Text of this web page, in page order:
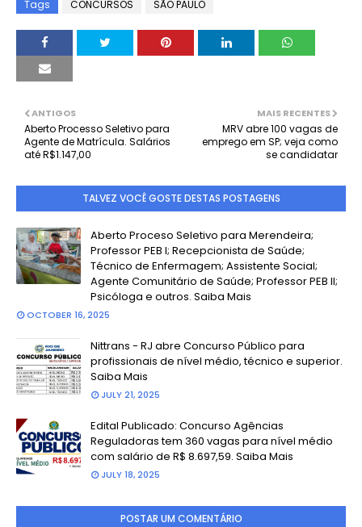
Tags CONCURSOS SÃO PAULO
MAIS RECENTES
MRV abre 100 vagas de
emprego em SP; veja como
se candidatar
ANTIGOS
Aberto Processo Seletivo para
Agente de Matrícula. Salários
até R$1.147,00
TALVEZ VOCÊ GOSTE DESTAS POSTAGENS
Aberto Proceso Seletivo para Merendeira;
Professor PEB I; Recepcionista de Saúde;
Técnico de Enfermagem; Assistente Social;
Agente Comunitário de Saúde; Professor PEB II;
Psicóloga e outros. Saiba Mais
OCTOBER 16, 2025
Nittrans - RJ abre Concurso Público para
profissionais de nível médio, técnico e superior.
Saiba Mais
JULY 21, 2025
Edital Publicado: Concurso Agências
Reguladoras tem 360 vagas para nível médio
com salário de R$ 8.697,59. Saiba Mais
JULY 18, 2025
POSTAR UM COMENTÁRIO